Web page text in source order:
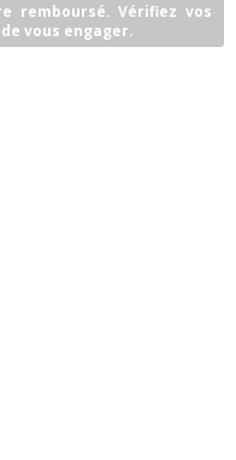
remboursé. Vérifiez vos
vous engager.